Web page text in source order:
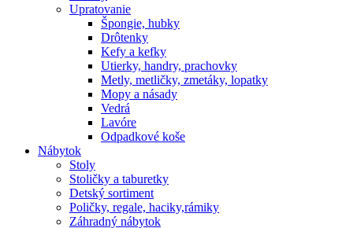
Upratovanie
Špongie, hubky
Drôtenky
Kefy a kefky
Utierky, handry, prachovky
Metly, metličky, zmetáky, lopatky
Mopy a násady
Vedrá
Lavóre
Odpadkové koše
Nábytok
Stoly
Stoličky a taburetky
Detský sortiment
Poličky, regale, haciky,rámiky
Záhradný nábytok